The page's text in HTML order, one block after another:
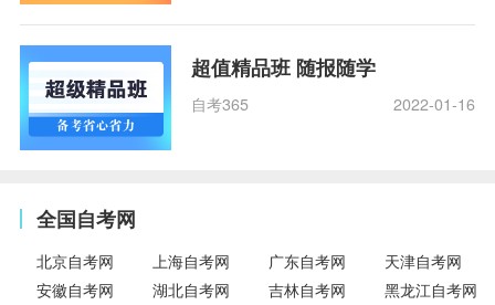
超值精品班 随报随学
自考365 2022-01-16
全国自考网
北京自考网 上海自考网 广东自考网
天津自考网
安徽自考网
湖北自考网 吉林自考网
黑龙江自考网